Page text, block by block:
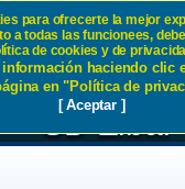
2-2 SD
y un final
SD Eibar
para ofrecerte la mejor
a todas las funcionees,
de cookies y de
información haciendo clic
en "Política de
[ Aceptar ]